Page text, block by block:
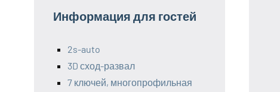
Информация для гостей
2s-auto
3D сход-развал
7 ключей, многопрофильная